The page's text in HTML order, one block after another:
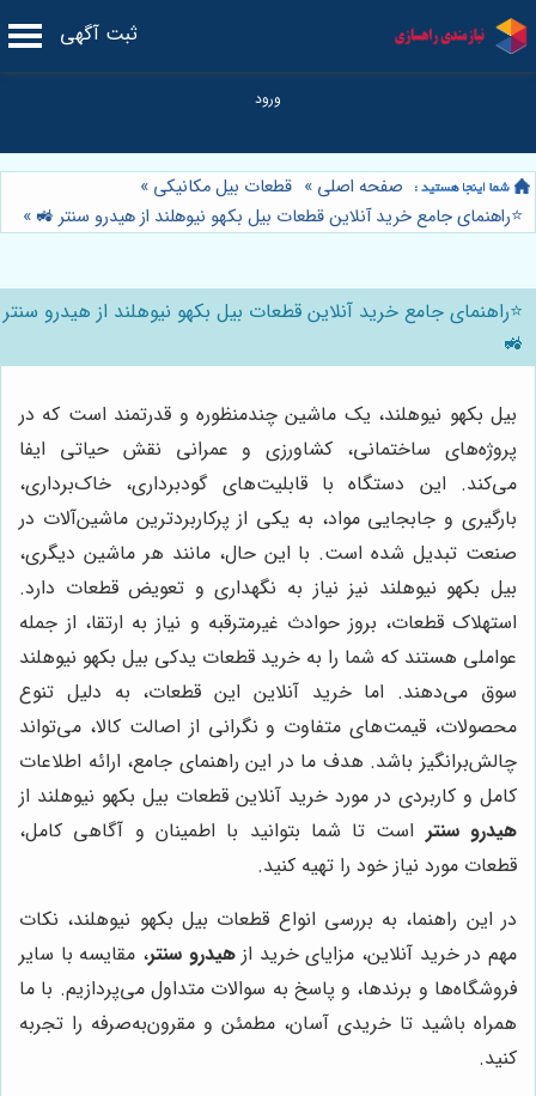
ثبت آگهی
صفحه اصلی » قطعات بیل مکانیکی »
⭐️راهنمای جامع خرید آنلاین قطعات بیل بکهو نیوهلند از هیدرو سنتر 🚜 »
⭐️راهنمای جامع خرید آنلاین قطعات بیل بکهو نیوهلند از هیدرو سنتر
🚜
بیل بکهو نیوهلند، یک ماشین چندمنظوره و قدرتمند است که در
پروژه‌های ساختمانی، کشاورزی و عمرانی نقش حیاتی ایفا
می‌کند. این دستگاه با قابلیت‌های گودبرداری، خاک‌برداری،
بارگیری و جابجایی مواد، به یکی از پرکاربردترین ماشین‌آلات در
صنعت تبدیل شده است. با این حال، مانند هر ماشین دیگری،
بیل بکهو نیوهلند نیز نیاز به نگهداری و تعویض قطعات دارد.
استهلاک قطعات، بروز حوادث غیرمترقبه و نیاز به ارتقا، از جمله
عواملی هستند که شما را به خرید قطعات یدکی بیل بکهو نیوهلند
سوق می‌دهند. اما خرید آنلاین این قطعات، به دلیل تنوع
محصولات، قیمت‌های متفاوت و نگرانی از اصالت کالا، می‌تواند
چالش‌برانگیز باشد. هدف ما در این راهنمای جامع، ارائه اطلاعات
کامل و کاربردی در مورد خرید آنلاین قطعات بیل بکهو نیوهلند از
هیدرو سنتر است تا شما بتوانید با اطمینان و آگاهی کامل،
قطعات مورد نیاز خود را تهیه کنید.
در این راهنما، به بررسی انواع قطعات بیل بکهو نیوهلند، نکات
مهم در خرید آنلاین، مزایای خرید ازهیدرو سنتر، مقایسه با سایر
فروشگاه‌ها و برندها، و پاسخ به سوالات متداول می‌پردازیم. با ما
همراه باشید تا خریدی آسان، مطمئن و مقرون‌به‌صرفه را تجربه
کنید.